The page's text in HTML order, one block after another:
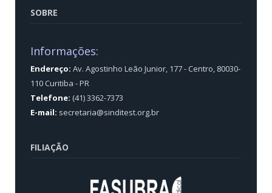
SOBRE
Informações:
Endereço: Av. Agostinho Leão Junior, 177 - Centro, 80030-
110 Curitiba - PR
Telefone: (41) 3362-7373
E-mail: secretaria@sinditest.org.br
FILIAÇÃO